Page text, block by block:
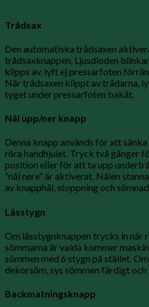
Trådsax
Den automatiska trådsaxen
trådsaxknappen. Ljusdioden
klipps av, lyft ej pressarfoten
När trådsaxen klippt av trådarna,
tyget under pressarfoten bakåt.
Nål upp/ner knapp
Denna knapp används för att
röra handhjulet. Tryck två gånger
position eller för att ta upp
”nål nere” är aktiverat. Nålen
av knapphål, stoppning och
Låsstygn
Om låsstygnknappen trycks in när
sömmarna är valda kommer
sömmen med 6 stygn på stället.
dekorsöm, sys sömmen färdigt
Backmatningsknapp